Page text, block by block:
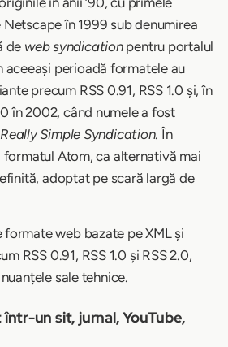
în 1999 sub denumirea
de web syndicationpentru portalul
aceeași perioadă formatele au
precum RSS 0.91, RSS 1.0 și, în
în 2002, când numele a fost
Really Simple Syndication. În
Atom, ca alternativă mai
adoptat pe scară largă de
formate web bazate pe XML și
RSS 0.91, RSS 1.0 și RSS 2.0,
sale tehnice.
un sit, jurnal, YouTube,